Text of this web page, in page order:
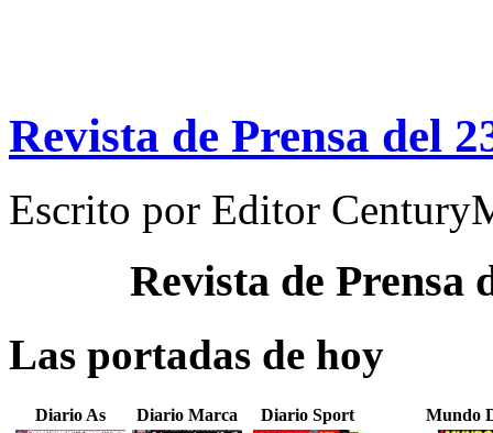
Revista de Prensa del
Escrito por Editor
Revista de Prensa
Las portadas de hoy
Diario As Diario Marca Diario Sport Mundo